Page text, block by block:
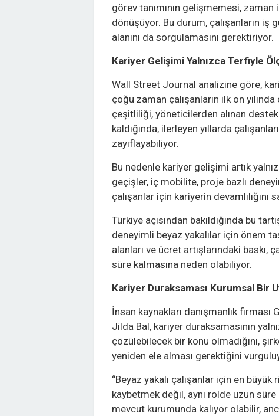
görev tanımının gelişmemesi,
dönüşüyor. Bu durum, çalışanların
alanını da sorgulamasını gerektiriyor.
Kariyer Gelişimi Yalnızca Terfiyle
Wall Street Journal analizine göre,
çoğu zaman çalışanların ilk on
çeşitliliği, yöneticilerden alınan
kaldığında, ilerleyen yıllarda
zayıflayabiliyor.
Bu nedenle kariyer gelişimi artık
geçişler, iç mobilite, proje bazlı
çalışanlar için kariyerin
Türkiye açısından bakıldığında bu
deneyimli beyaz yakalılar için önem
alanları ve ücret artışlarındaki baskı,
süre kalmasına neden olabiliyor.
Kariyer Duraksaması Kurumsal Bir
İnsan kaynakları danışmanlık
Jilda Bal, kariyer duraksamasının
çözülebilecek bir konu olmadığını,
yeniden ele alması gerektiğini
“Beyaz yakalı çalışanlar için en
kaybetmek değil, aynı rolde uzun
mevcut kurumunda kalıyor olabilir,